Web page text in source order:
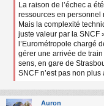
La raison de l’échec a
ressources en personnel
Mais la complexité
juste valeur par la SNCF
l’Eurométropole chargé
gérer une arrivée de
sens, en gare de
SNCF n’est pas non
Auron